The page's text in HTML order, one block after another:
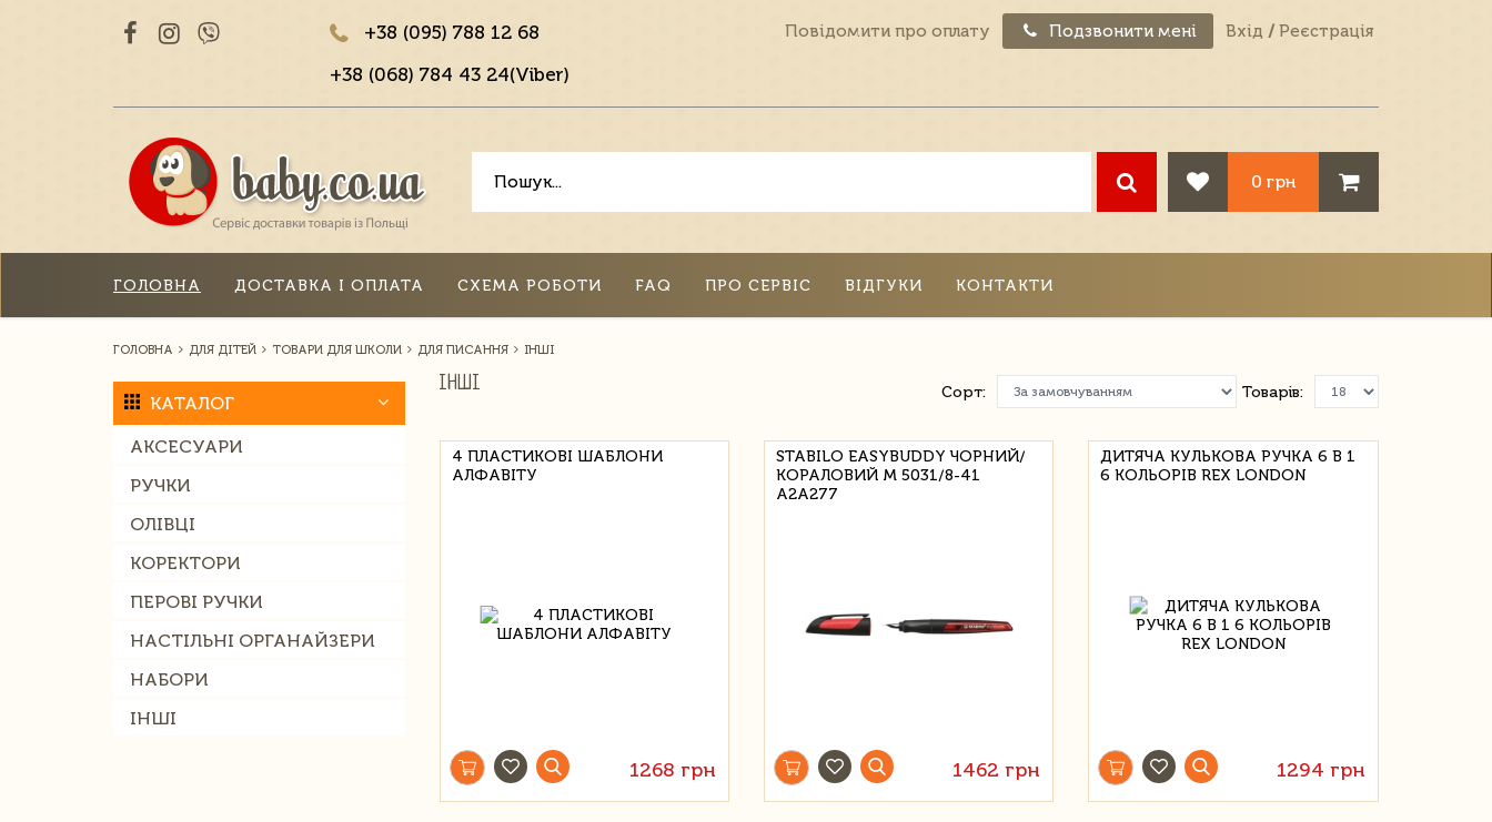
+38 (095) 788 12 68
+38 (068) 784 43 24(Viber)
Повідомити про оплату Подзвонити мені Вхід / Реєстрація
0 грн
ГОЛОВНА ДОСТАВКА І ОПЛАТА СХЕМА РОБОТИ FAQ ПРО СЕРВІС ВІДГУКИ КОНТАКТИ
ГОЛОВНА ДЛЯ ДІТЕЙ ТОВАРИ ДЛЯ ШКОЛИ ДЛЯ ПИСАННЯ ІНШІ
КАТАЛОГ
АКСЕСУАРИ
РУЧКИ
ОЛІВЦІ
КОРЕКТОРИ
ПЕРОВІ РУЧКИ
НАСТІЛЬНІ ОРГАНАЙЗЕРИ
НАБОРИ
ІНШІ
ІНШІ Товарів:
Сорт:
4 ПЛАСТИКОВІ ШАБЛОНИ
АЛФАВІТУ
1268 грн
STABILO EASYBUDDY ЧОРНИЙ/
КОРАЛОВИЙ M 5031/8-41
A2A277
1462 грн
ДИТЯЧА КУЛЬКОВА РУЧКА 6 В 1
6 КОЛЬОРІВ REX LONDON
1294 грн